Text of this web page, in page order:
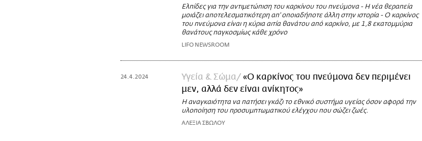
Ελπίδες για την αντιμετώπιση του καρκίνου του πνεύμονα - Η νέα θεραπεία
μοιάζει αποτελεσματικότερη απ' οποιαδήποτε άλλη στην ιστορία - Ο καρκίνος
του πνεύμονα είναι η κύρια αιτία θανάτου από καρκίνο, με 1,8 εκατομμύρια
θανάτους παγκοσμίως κάθε χρόνο
LIFO NEWSROOM
24.4.2024 Υγεία & Σώμα
«Ο καρκίνος του πνεύμονα δεν περιμένει
μεν, αλλά δεν είναι ανίκητος»
Η αναγκαιότητα να πατήσει γκάζι το εθνικό συστήμα υγείας όσον αφορά την
υλοποίηση του προσυμπτωματικού ελέγχου που σώζει ζωές.
ΑΛΕΞΙΑ ΣΒΩΛΟΥ